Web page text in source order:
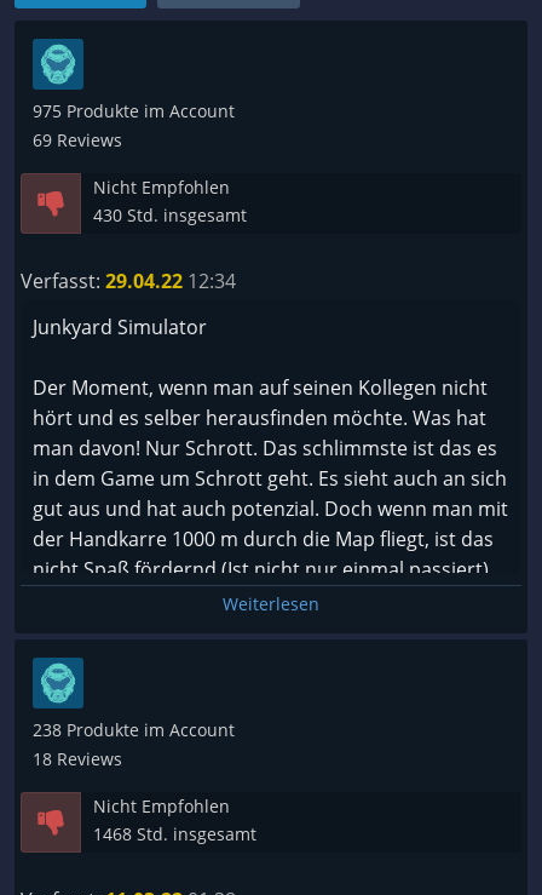
975 Produkte im Account
69 Reviews
Nicht Empfohlen
430 Std. insgesamt
Verfasst: 29.04.22 12:34
Junkyard Simulator
Der Moment, wenn man auf seinen Kollegen nicht
hört und es selber herausfinden möchte. Was hat
man davon! Nur Schrott. Das schlimmste ist das es
in dem Game um Schrott geht. Es sieht auch an sich
gut aus und hat auch potenzial. Doch wenn man mit
der Handkarre 1000 m durch die Map fliegt, ist das
nicht Spaß fördernd (Ist nicht nur einmal passiert).
Dann verstehe ich auch nicht, warum ein
Schrottplatz mit 20 Schranken ausgestattet werden
muss. Also empfehlen tue ich das Spiel keinen.
Solange das Spiel noch so verbugt ist, kann es kein
Spaß machen. Wenn es irgendwann aus dem Early
Access kommt und die Fehler behoben haben.
mich verdammt schwer, es weiterzuspielen.
Weiterlesen
238 Produkte im Account
18 Reviews
Nicht Empfohlen
1468 Std. insgesamt